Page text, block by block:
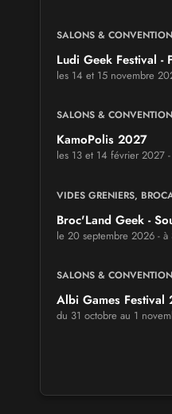
SALONS &
Ludi Geek Festival -
les 14 et 15 novembre
SALONS &
KamoPolis 2027
les 13 et 14 février 2027 -
VIDES GRENIERS,
Broc'Land Geek -
le 20 septembre 2026 - à
SALONS &
Albi Games Festival
du 31 octobre au 1
Virtual Calais -
numériques 2026